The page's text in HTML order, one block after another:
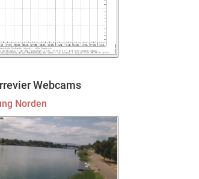
Webcams
Norden